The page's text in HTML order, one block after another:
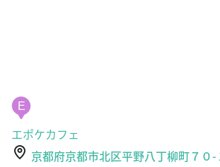
エポケカフェ
京都府京都市北区平野八丁柳町７０-１
http://epokhecafe.blogspot.jp/